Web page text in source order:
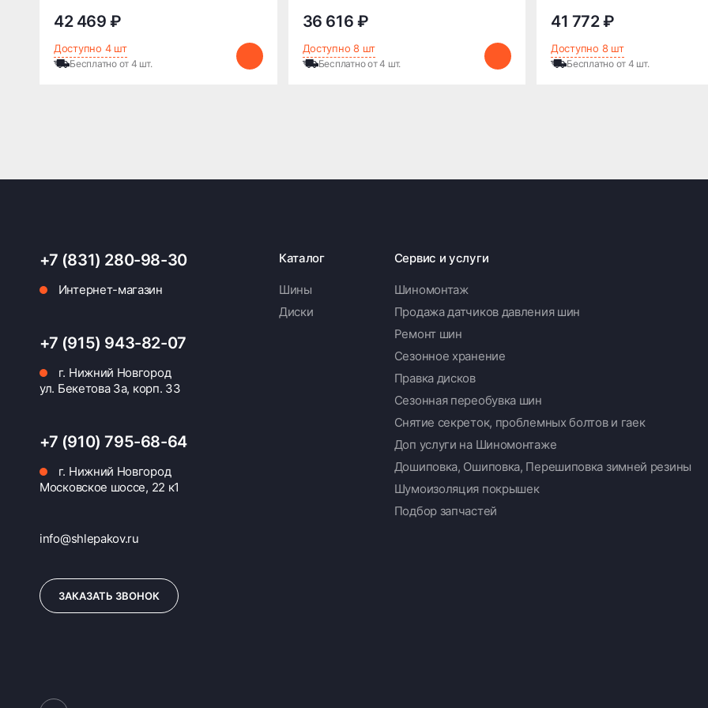
42 469 ₽
Доступно 4 шт
Бесплатно от 4 шт.
36 616 ₽
Доступно 8 шт
Бесплатно от 4 шт.
41 772 ₽
Доступно 8 шт
Бесплатно от 4 шт.
+7 (831) 280-98-30
Интернет-магазин
+7 (915) 943-82-07
г. Нижний Новгород
ул. Бекетова 3а, корп. 33
+7 (910) 795-68-64
г. Нижний Новгород
Московское шоссе, 22 к1
info@shlepakov.ru
ЗАКАЗАТЬ ЗВОНОК
Каталог
Шины
Диски
Сервис и услуги
Шиномонтаж
Продажа датчиков давления шин
Ремонт шин
Сезонное хранение
Правка дисков
Сезонная переобувка шин
Снятие секреток, проблемных болтов и гаек
Доп услуги на Шиномонтаже
Дошиповка, Ошиповка, Перешиповка зимней резины
Шумоизоляция покрышек
Подбор запчастей